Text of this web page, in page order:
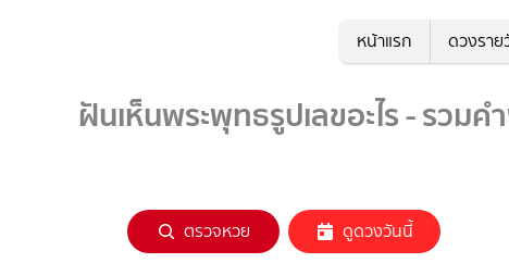
หน้าแรก ดวงราย
ฝันเห็นพระพุทธรูปเลขอะไร - รว
ตรวจหวย ดูดวงวันนี้